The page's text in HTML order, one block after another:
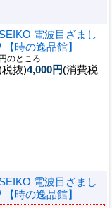
電波目ざまし
時の逸品館】
のところ
抜)4,000円(消費税
電波目ざまし
時の逸品館】